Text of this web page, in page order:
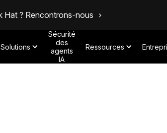
Hat ? Rencontrons-nous
Solutions
Sécurité
des
agents
IA
Ressources